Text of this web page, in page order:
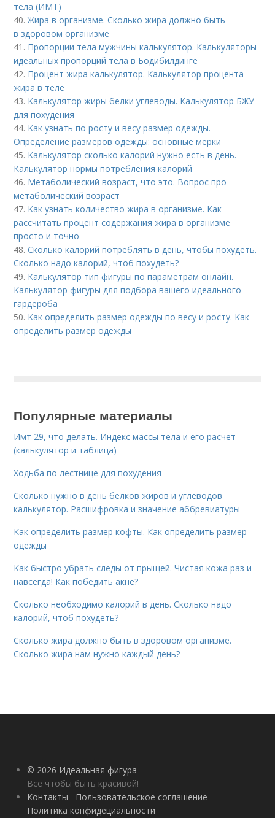
тела (ИМТ)
40.Жира в организме. Сколько жира должно быть
в здоровом организме
41. Пропорции тела мужчины калькулятор. Калькуляторы
идеальных пропорций тела в Бодибилдинге
42. Процент жира калькулятор. Калькулятор процента
жира в теле
43. Калькулятор жиры белки углеводы. Калькулятор БЖУ
для похудения
44. Как узнать по росту и весу размер одежды.
Определение размеров одежды: основные мерки
45. Калькулятор сколько калорий нужно есть в день.
Калькулятор нормы потребления калорий
46. Метаболический возраст, что это. Вопрос про
метаболический возраст
47. Как узнать количество жира в организме. Как
рассчитать процент содержания жира в организме
просто и точно
48.Сколько калорий потреблять в день, чтобы похудеть.
Сколько надо калорий, чтоб похудеть?
49. Калькулятор тип фигуры по параметрам онлайн.
Калькулятор фигуры для подбора вашего идеального
гардероба
50. Как определить размер одежды по весу и росту. Как
определить размер одежды
Популярные материалы
Имт 29, что делать. Индекс массы тела и его расчет
(калькулятор и таблица)
Ходьба по лестнице для похудения
Сколько нужно в день белков жиров и углеводов
калькулятор. Расшифровка и значение аббревиатуры
Как определить размер кофты. Как определить размер
одежды
Как быстро убрать следы от прыщей. Чистая кожа раз и
навсегда! Как победить акне?
Сколько необходимо калорий в день. Сколько надо
калорий, чтоб похудеть?
Сколько жира должно быть в здоровом организме.
Сколько жира нам нужно каждый день?
© 2026 Идеальная фигура
Всё чтобы быть красивой!
Контакты
Пользовательское соглашение
Политика конфидециальности